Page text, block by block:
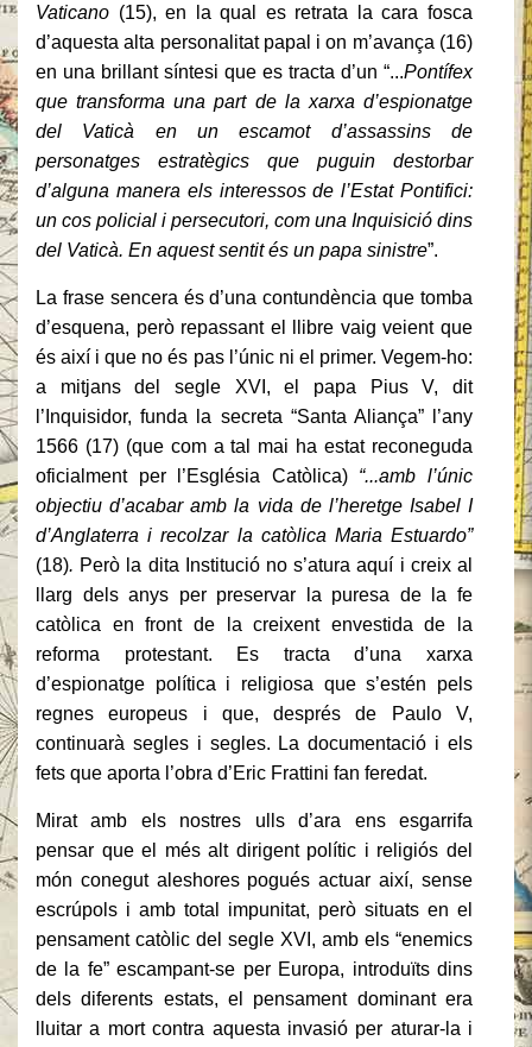
Vaticano (15), en la qual es retrata la cara fosca
d’aquesta alta personalitat papal i on m’avança (16)
en una brillant síntesi que es tracta d’un “...Pontífex
que transforma una part de la xarxa d’espionatge
del Vaticà en un escamot d’assassins de
personatges estratègics que puguin destorbar
d’alguna manera els interessos de l’Estat Pontifici:
un cos policial i persecutori, com una Inquisició dins
del Vaticà. En aquest sentit és un papa sinistre”.
La frase sencera és d’una contundència que tomba
d’esquena, però repassant el llibre vaig veient que
és així i que no és pas l’únic ni el primer. Vegem-ho:
a mitjans del segle XVI, el papa Pius V, dit
l’Inquisidor, funda la secreta “Santa Aliança” l’any
1566 (17) (que com a tal mai ha estat reconeguda
oficialment per l’Església Catòlica) “...amb l’únic
objectiu d’acabar amb la vida de l’heretge Isabel I
d’Anglaterra i recolzar la catòlica Maria Estuardo”
(18). Però la dita Institució no s’atura aquí i creix al
llarg dels anys per preservar la puresa de la fe
catòlica en front de la creixent envestida de la
reforma protestant. Es tracta d’una xarxa
d’espionatge política i religiosa que s’estén pels
regnes europeus i que, després de Paulo V,
continuarà segles i segles. La documentació i els
fets que aporta l’obra d’Eric Frattini fan feredat.
Mirat amb els nostres ulls d’ara ens esgarrifa
pensar que el més alt dirigent polític i religiós del
món conegut aleshores pogués actuar així, sense
escrúpols i amb total impunitat, però situats en el
pensament catòlic del segle XVI, amb els “enemics
de la fe” escampant-se per Europa, introduïts dins
dels diferents estats, el pensament dominant era
lluitar a mort contra aquesta invasió per aturar-la i